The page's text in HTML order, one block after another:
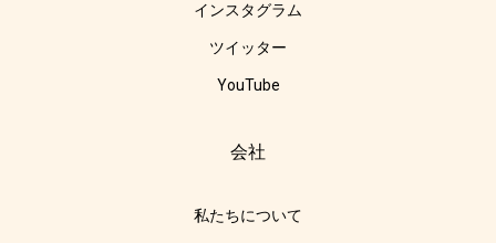
インスタグラム
ツイッター
YouTube
会社
私たちについて